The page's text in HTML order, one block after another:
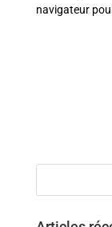
navigateur